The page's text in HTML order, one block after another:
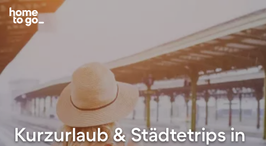
Kurzurlaub & Städtetrips in